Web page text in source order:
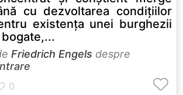
cu dezvoltarea condiţiilor
existenţa unei burghezii
Friedrich Engels despre